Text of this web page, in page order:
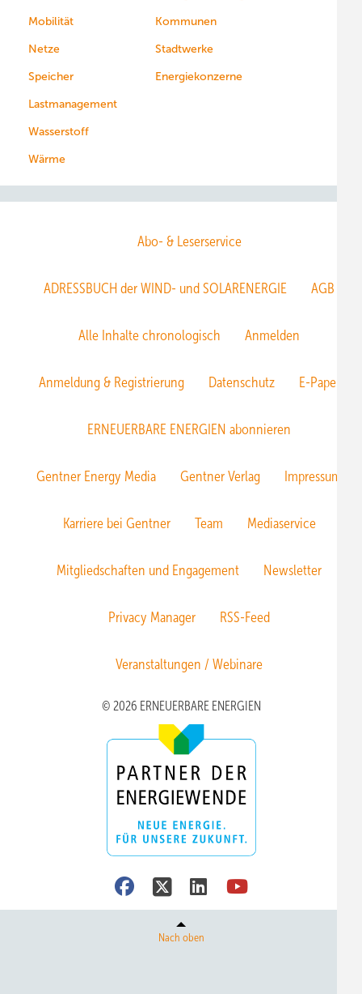
Mobilität
Netze
Speicher
Lastmanagement
Wasserstoff
Wärme
Kommunen
Stadtwerke
Energiekonzerne
Abo- & Leserservice
ADRESSBUCH der WIND- und SOLARENERGIE AGB
Alle Inhalte chronologisch Anmelden
Anmeldung & Registrierung Datenschutz E-Paper
ERNEUERBARE ENERGIEN abonnieren
Gentner Energy Media Gentner Verlag Impressum
Karriere bei Gentner Team Mediaservice
Mitgliedschaften und Engagement Newsletter
Privacy Manager RSS-Feed
Veranstaltungen / Webinare
© 2026 ERNEUERBARE ENERGIEN
Nach oben